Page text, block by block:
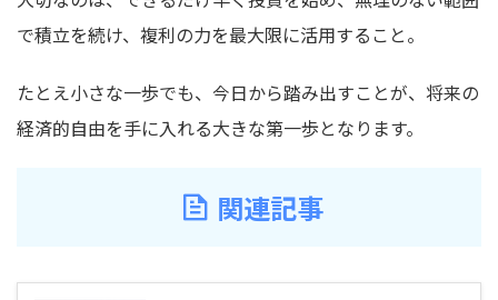
で積立を続け、複利の力を最大限に活用すること。
たとえ小さな一歩でも、今日から踏み出すことが、将来の
経済的自由を手に入れる大きな第一歩となります。
関連記事